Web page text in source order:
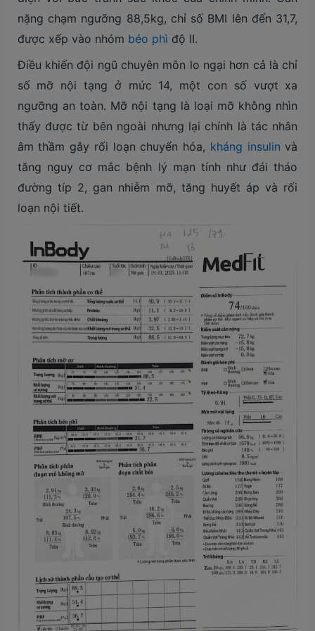
nặng chạm ngưỡng 88,5kg, chỉ số BMI lên đến 31,7,
được xếp vào nhóm béo phì độ II.
Điều khiến đội ngũ chuyên môn lo ngại hơn cả là chỉ
số mỡ nội tạng ở mức 14, một con số vượt xa
ngưỡng an toàn. Mỡ nội tạng là loại mỡ không nhìn
thấy được từ bên ngoài nhưng lại chính là tác nhân
âm thầm gây rối loạn chuyển hóa, kháng insulin và
tăng nguy cơ mắc bệnh lý mạn tính như đái tháo
đường típ 2, gan nhiễm mỡ, tăng huyết áp và rối
loạn nội tiết.